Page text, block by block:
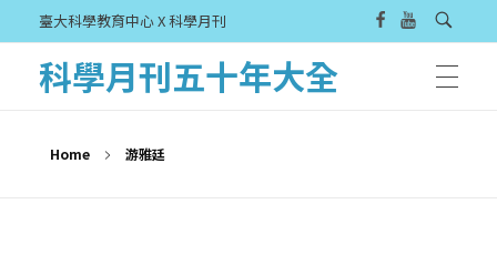
臺大科學教育中心 X 科學月刊
科學月刊五十年大全
Home 游雅廷